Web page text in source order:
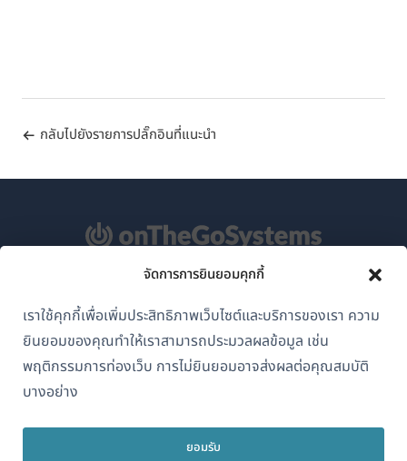
จัดการการยินยอมคุกกี้
เราใช้คุกกี้เพื่อเพิ่มประสิทธิภาพเว็บไซต์และบริการของเรา ความ
ยินยอมของคุณทำให้เราสามารถประมวลผลข้อมูล เช่น
พฤติกรรมการท่องเว็บ การไม่ยินยอมอาจส่งผลต่อคุณสมบัติ
บางอย่าง
ยอมรับ
กลับไปยังรายการปลั๊กอินที่แนะนำ
GDPR และนโยบายความเป็นส่วนตัว
เข้าร่วมทีมของเรา(เปิด
ใน
หน้าต่าง
ใน
หน้าต่าง
ใน